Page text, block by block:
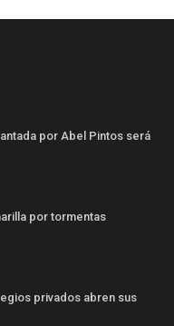
por Abel Pintos será
por tormentas
privados abren sus